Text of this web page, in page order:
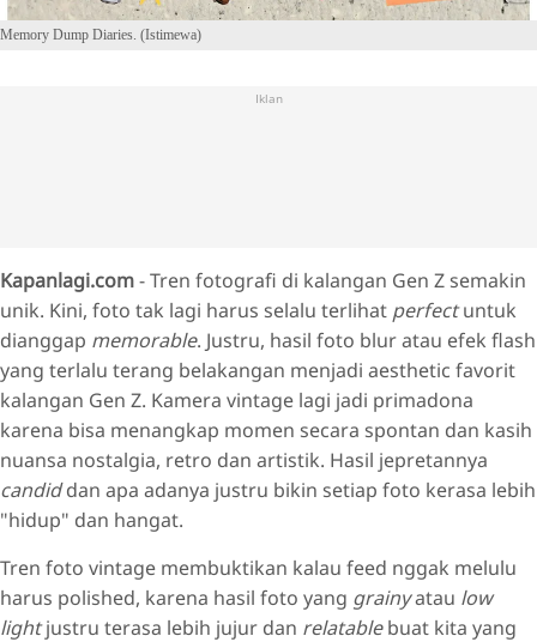
Memory Dump Diaries. (Istimewa)
Iklan
Kapanlagi.com- Tren fotografi di kalangan Gen Z semakin
unik. Kini, foto tak lagi harus selalu terlihat perfectuntuk
dianggap memorable. Justru, hasil foto blur atau efek flash
yang terlalu terang belakangan menjadi aesthetic favorit
kalangan Gen Z. Kamera vintage lagi jadi primadona
karena bisa menangkap momen secara spontan dan kasih
nuansa nostalgia, retro dan artistik. Hasil jepretannya
candiddan apa adanya justru bikin setiap foto kerasa lebih
"hidup" dan hangat.
Tren foto vintage membuktikan kalau feed nggak melulu
harus polished, karena hasil foto yang grainyatau low
lightjustru terasa lebih jujur dan relatablebuat kita yang